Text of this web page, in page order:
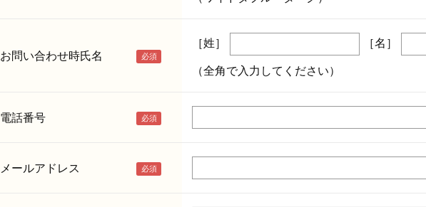
お問い合わせ時氏名
［姓］
［名］
（全角で入力してください）
電話番号
メールアドレス